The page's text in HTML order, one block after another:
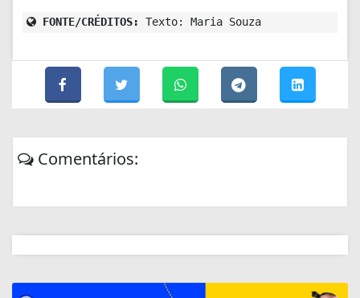
FONTE/CRÉDITOS: Texto: Maria Souza
Comentários: